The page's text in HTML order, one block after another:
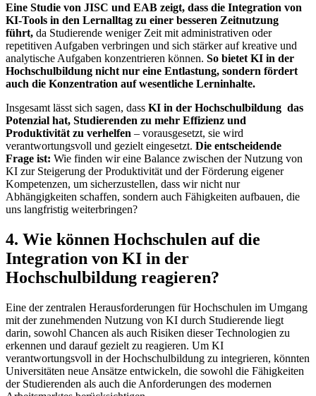
Eine Studie von JISC und EAB zeigt, dass die Integration von
KI-Tools in den Lernalltag zu einer besseren Zeitnutzung
führt, da Studierende weniger Zeit mit administrativen oder
repetitiven Aufgaben verbringen und sich stärker auf kreative und
analytische Aufgaben konzentrieren können. So bietet KI in der
Hochschulbildung nicht nur eine Entlastung, sondern fördert
auch die Konzentration auf wesentliche Lerninhalte.
Insgesamt lässt sich sagen, dass KI in der Hochschulbildung das
Potenzial hat, Studierenden zu mehr Effizienz und
Produktivität zu verhelfen – vorausgesetzt, sie wird
verantwortungsvoll und gezielt eingesetzt. Die entscheidende
Frage ist: Wie finden wir eine Balance zwischen der Nutzung von
KI zur Steigerung der Produktivität und der Förderung eigener
Kompetenzen, um sicherzustellen, dass wir nicht nur
Abhängigkeiten schaffen, sondern auch Fähigkeiten aufbauen, die
uns langfristig weiterbringen?
4. Wie können Hochschulen auf die
Integration von KI in der
Hochschulbildung reagieren?
Eine der zentralen Herausforderungen für Hochschulen im Umgang
mit der zunehmenden Nutzung von KI durch Studierende liegt
darin, sowohl Chancen als auch Risiken dieser Technologien zu
erkennen und darauf gezielt zu reagieren. Um KI
verantwortungsvoll in der Hochschulbildung zu integrieren, könnten
Universitäten neue Ansätze entwickeln, die sowohl die Fähigkeiten
der Studierenden als auch die Anforderungen des modernen